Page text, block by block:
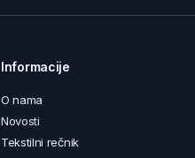
Informacije
O nama
Novosti
Tekstilni rečnik